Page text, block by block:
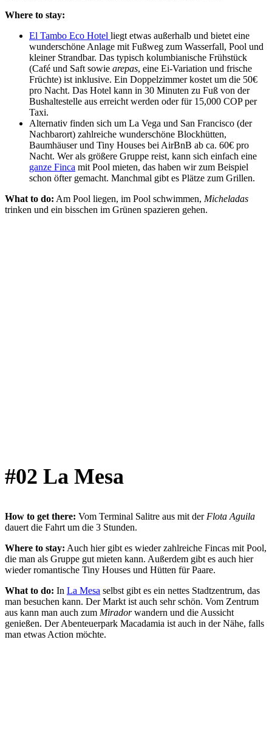
Where to stay:
El Tambo Eco Hotel liegt etwas außerhalb und bietet eine
wunderschöne Anlage mit Fußweg zum Wasserfall, Pool und
kleiner Strandbar. Das typisch kolumbianische Frühstück
(Café und Saft sowie arepas, eine Ei-Variation und frische
Früchte) ist inklusive. Ein Doppelzimmer kostet um die 50€
pro Nacht. Das Hotel kann in 30 Minuten zu Fuß von der
Bushaltestelle aus erreicht werden oder für 15,000 COP per
Taxi.
Alternativ finden sich um La Vega und San Francisco (der
Nachbarort) zahlreiche wunderschöne Blockhütten,
Baumhäuser und Tiny Houses bei AirBnB ab ca. 60€ pro
Nacht. Wer als größere Gruppe reist, kann sich einfach eine
ganze Finca mit Pool mieten, das haben wir zum Beispiel
schon öfter gemacht. Manchmal gibt es Plätze zum Grillen.
What to do: Am Pool liegen, im Pool schwimmen, Micheladas
trinken und ein bisschen im Grünen spazieren gehen.
#02 La Mesa
How to get there: Vom Terminal Salitre aus mit der Flota Aguila
dauert die Fahrt um die 3 Stunden.
Where to stay: Auch hier gibt es wieder zahlreiche Fincas mit Pool,
die man als Gruppe gut mieten kann. Außerdem gibt es auch hier
wieder romantische Tiny Houses und Hütten für Paare.
What to do: In La Mesa selbst gibt es ein nettes Stadtzentrum, das
man besuchen kann. Der Markt ist auch sehr schön. Vom Zentrum
aus kann man auch zum Miradorwandern und die Aussicht
genießen. Der Abenteuerpark Macadamia ist auch in der Nähe, falls
man etwas Action möchte.